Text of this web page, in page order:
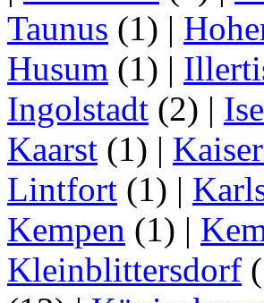
Taunus (1) |
Husum (1) |
Ingolstadt (2) |
Kaarst (1) |
Lintfort (1) |
Kempen (1) |
Kleinblittersdorf